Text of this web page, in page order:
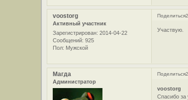
Поделиться
voostorg
Активный участник
Зарегистрирован: 2014-04-22
Сообщений: 925
Пол: Мужской
Участвую.
Поделиться
Магда
Администратор
voostorg
Спасибо за